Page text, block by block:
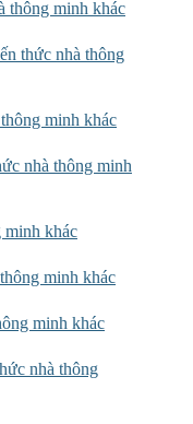
thông minh khác
thức nhà thông
minh khác
nhà thông minh
minh khác
minh khác
minh khác
nhà thông